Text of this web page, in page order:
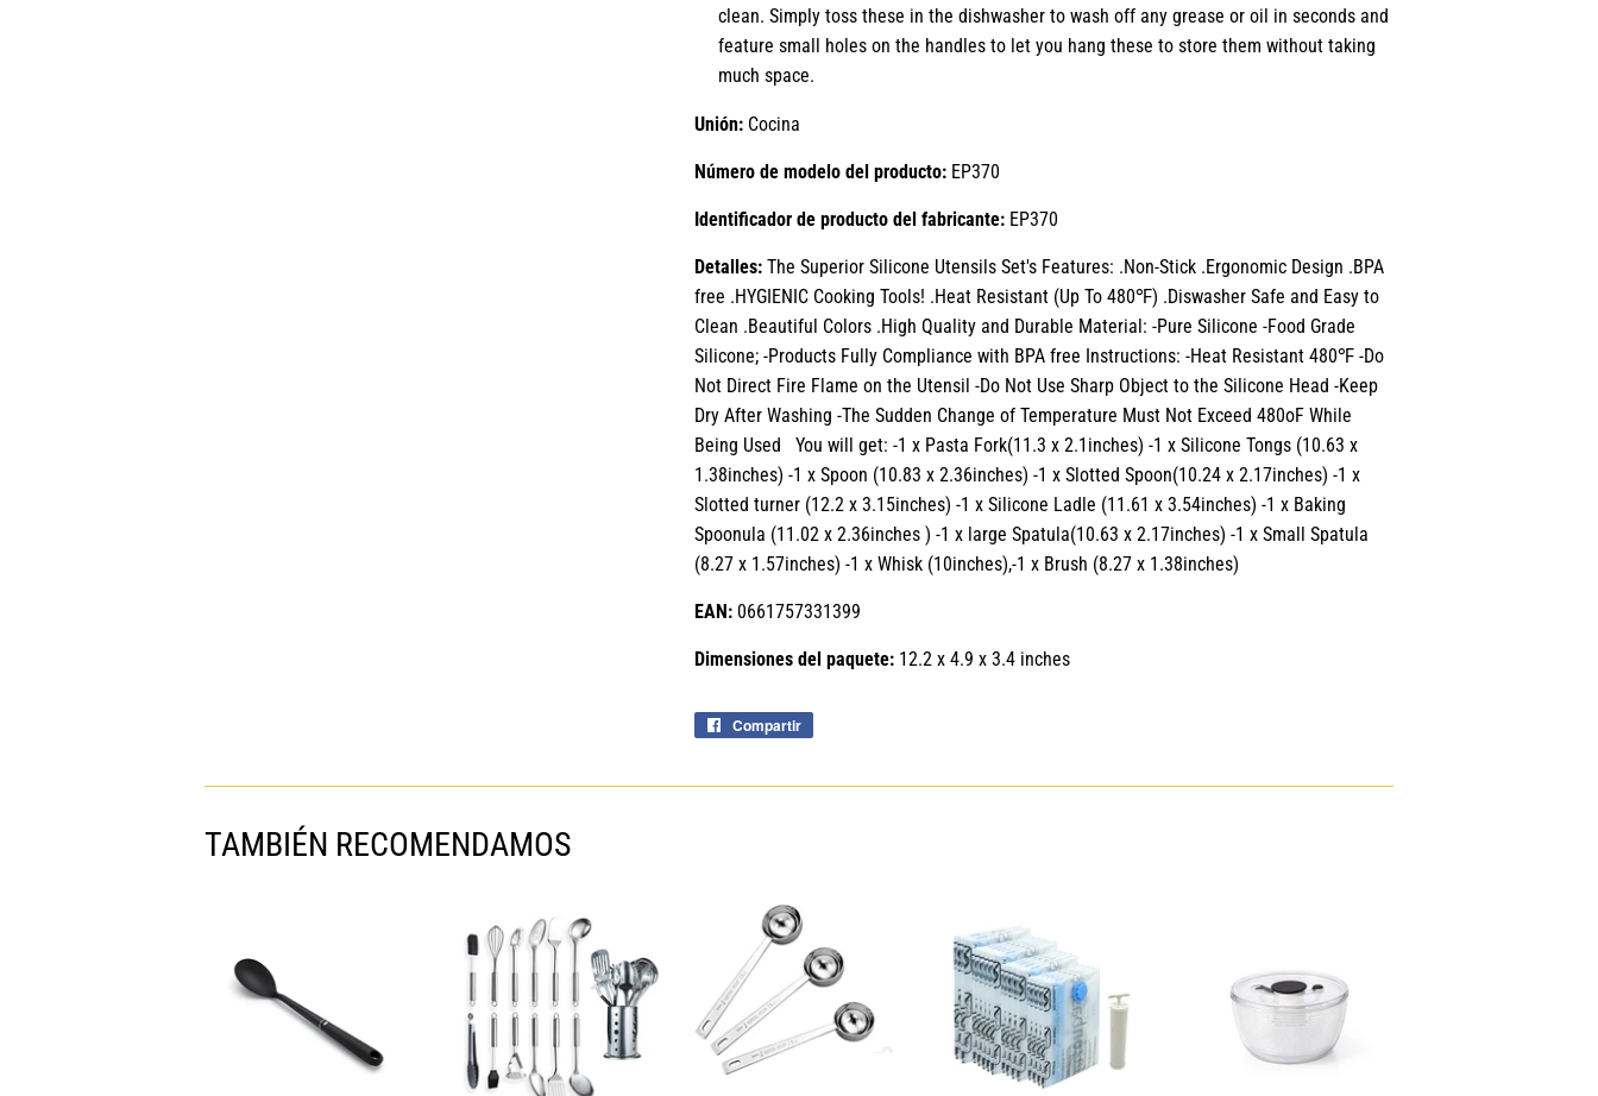
clean. Simply toss these in the dishwasher to wash off any grease or oil in seconds and
feature small holes on the handles to let you hang these to store them without taking
much space.
Unión: Cocina
Número de modelo del producto: EP370
Identificador de producto del fabricante: EP370
Detalles: The Superior Silicone Utensils Set's Features: .Non-Stick .Ergonomic Design .BPA
free .HYGIENIC Cooking Tools! .Heat Resistant (Up To 480℉) .Diswasher Safe and Easy to
Clean .Beautiful Colors .High Quality and Durable Material: -Pure Silicone -Food Grade
Silicone; -Products Fully Compliance with BPA free Instructions: -Heat Resistant 480℉ -Do
Not Direct Fire Flame on the Utensil -Do Not Use Sharp Object to the Silicone Head -Keep
Dry After Washing -The Sudden Change of Temperature Must Not Exceed 480oF While
Being Used You will get: -1 x Pasta Fork(11.3 x 2.1inches) -1 x Silicone Tongs (10.63 x
1.38inches) -1 x Spoon (10.83 x 2.36inches) -1 x Slotted Spoon(10.24 x 2.17inches) -1 x
Slotted turner (12.2 x 3.15inches) -1 x Silicone Ladle (11.61 x 3.54inches) -1 x Baking
Spoonula (11.02 x 2.36inches ) -1 x large Spatula(10.63 x 2.17inches) -1 x Small Spatula
(8.27 x 1.57inches) -1 x Whisk (10inches),-1 x Brush (8.27 x 1.38inches)
EAN: 0661757331399
Dimensiones del paquete: 12.2 x 4.9 x 3.4 inches
Compartir
TAMBIÉN RECOMENDAMOS